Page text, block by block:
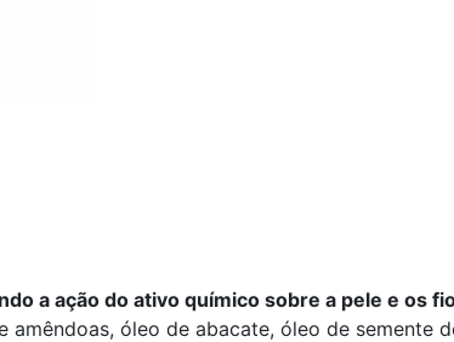
a ação do ativo químico sobre a pele e os
óleo de abacate, óleo de semente